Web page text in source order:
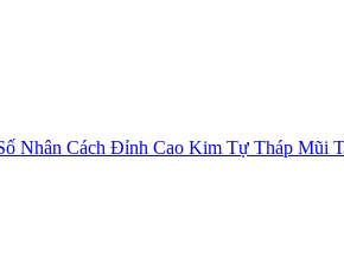
Nhân Cách Đỉnh Cao Kim Tự Tháp Mũi